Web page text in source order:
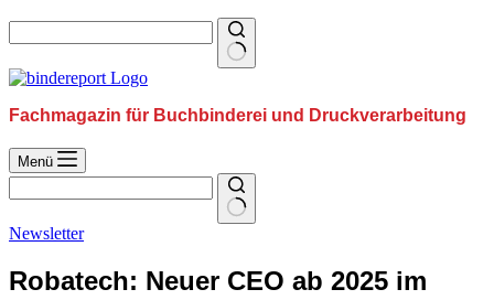
Fachmagazin für Buchbinderei und Druckverarbeitung
Menü
Newsletter
Robatech: Neuer CEO ab 2025 im